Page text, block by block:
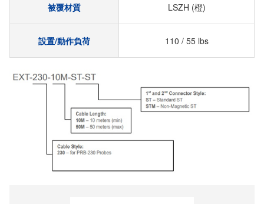
被覆材質 LSZH (橙)
設置/動作負荷 110 / 55 lbs